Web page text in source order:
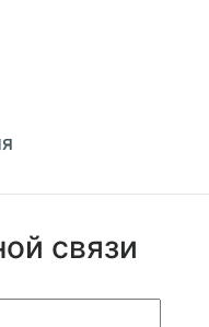
связи